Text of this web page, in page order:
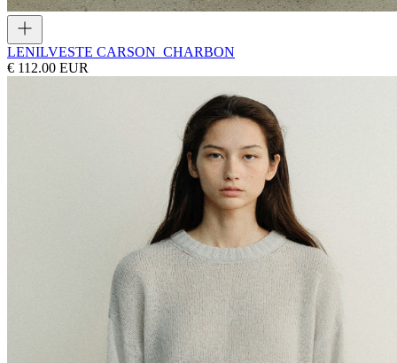
LENILVESTE CARSON_CHARBON
€ 112.00 EUR